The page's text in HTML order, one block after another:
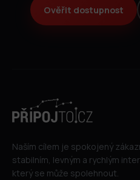
Ověřit dostupnost
Naším cílem je spokojený
stabilním, levným a rychlým
který se může spolehnout.